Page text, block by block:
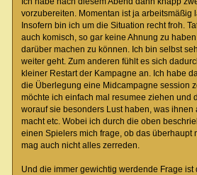
vorzubereiten. Momentan ist ja arbeitsmäßig
Insofern bin ich um die Situation recht froh.
auch komisch, so gar keine Ahnung zu
darüber machen zu können. Ich bin selbst
weiter geht. Zum anderen fühlt es sich
kleiner Restart der Kampagne an. Ich habe
die Überlegung eine Midcampagne session
möchte ich einfach mal resumee ziehen und
worauf sie besonders Lust haben, was ihnen
macht etc. Wobei ich durch die oben
einen Spielers mich frage, ob das überhaupt
mag auch nicht alles zerreden.
Und die immer gewichtig werdende Frage ist